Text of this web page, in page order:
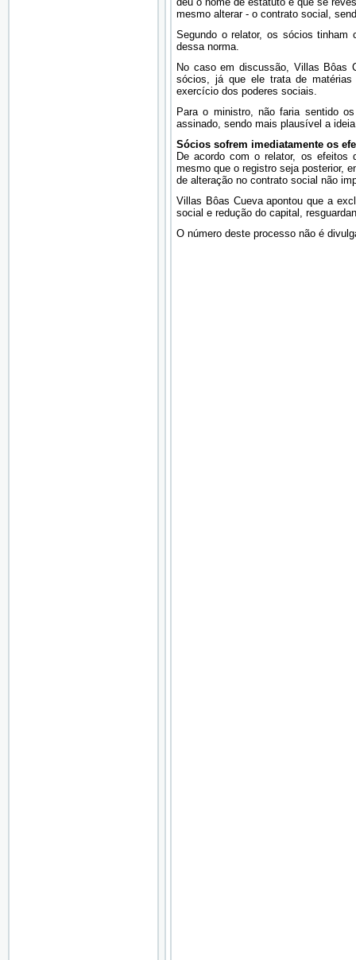
mesmo alterar - o contrato social,
Segundo o relator, os sócios tinham
dessa norma.
No caso em discussão, Villas Bôas
sócios, já que ele trata de
exercício dos poderes sociais.
Para o ministro, não faria sentido
assinado, sendo mais plausível a
Sócios sofrem imediatamente os
De acordo com o relator, os efeitos
mesmo que o registro seja posterior,
de alteração no contrato social não
Villas Bôas Cueva apontou que a
social e redução do capital,
O número deste processo não é